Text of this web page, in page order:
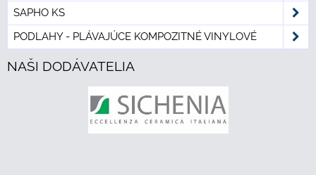
SAPHO KS
PODLAHY - PLÁVAJÚCE KOMPOZITNÉ VINYLOVÉ
NAŠI DODÁVATELIA